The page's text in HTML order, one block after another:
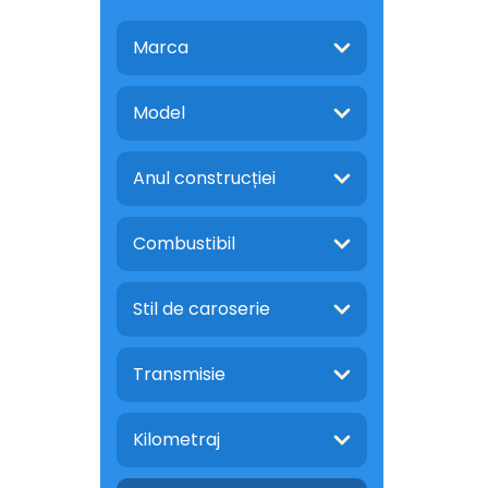
Marca
Model
Anul construcției
Combustibil
Stil de caroserie
Transmisie
Kilometraj